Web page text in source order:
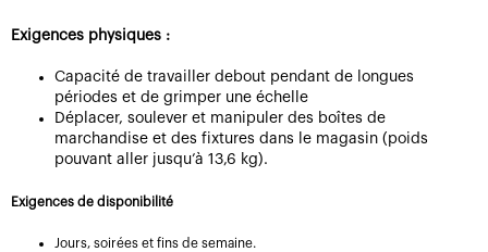
Exigences physiques :
Capacité de travailler debout pendant de longues
périodes et de grimper une échelle
Déplacer, soulever et manipuler des boîtes de
marchandise et des fixtures dans le magasin (poids
pouvant aller jusqu’à 13,6 kg).
Exigences de disponibilité
Jours, soirées et fins de semaine.